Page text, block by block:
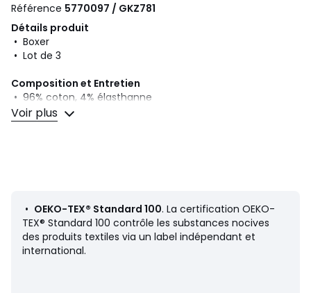
Référence 5770097 / GKZ781
Détails produit
• Boxer
• Lot de 3
Composition et Entretien
• 96% coton, 4% élasthanne
• Pour l'entretien, merci de vous référer aux indications
figurant sur l'étiquette du produit
Voir plus
• OEKO-TEX® Standard 100. La certification OEKO-
TEX® Standard 100 contrôle les substances nocives
des produits textiles via un label indépendant et
international.